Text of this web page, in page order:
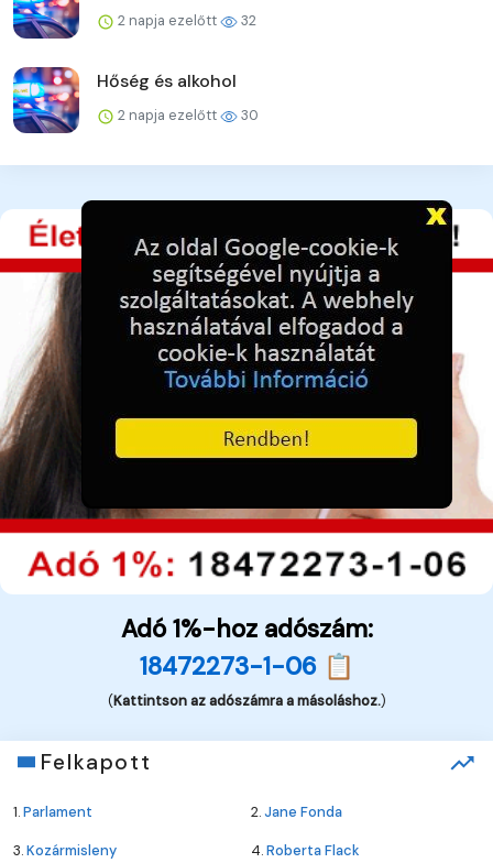
2 napja ezelőtt 32
Hőség és alkohol
2 napja ezelőtt 30
Adó 1%-hoz adószám:
18472273-1-06 📋
(Kattintson az adószámra a másoláshoz.)
Felkapott
1.Parlament 2.Jane Fonda
3.Kozármisleny 4.Roberta Flack